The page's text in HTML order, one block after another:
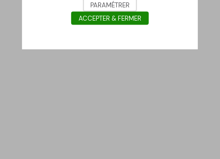
PARAMÉTRER
ACCEPTER & FERMER